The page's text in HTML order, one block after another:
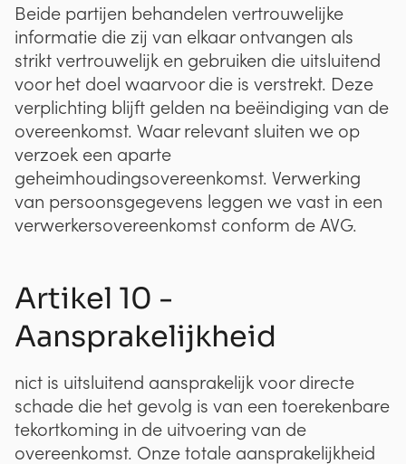
Beide partijen behandelen vertrouwelijke
informatie die zij van elkaar ontvangen als
strikt vertrouwelijk en gebruiken die uitsluitend
voor het doel waarvoor die is verstrekt. Deze
verplichting blijft gelden na beëindiging van de
overeenkomst. Waar relevant sluiten we op
verzoek een aparte
geheimhoudingsovereenkomst. Verwerking
van persoonsgegevens leggen we vast in een
verwerkersovereenkomst conform de AVG.
Artikel 10 -
Aansprakelijkheid
nict is uitsluitend aansprakelijk voor directe
schade die het gevolg is van een toerekenbare
tekortkoming in de uitvoering van de
overeenkomst. Onze totale aansprakelijkheid